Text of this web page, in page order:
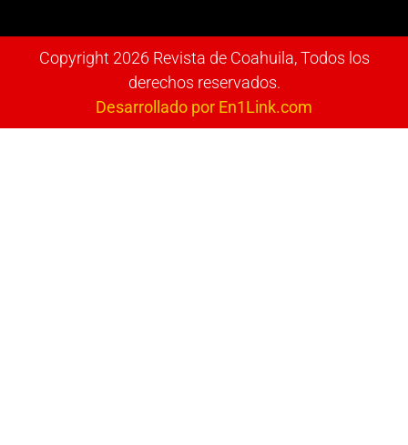
Copyright 2026 Revista de Coahuila, Todos los
derechos reservados.
Desarrollado por En1Link.com